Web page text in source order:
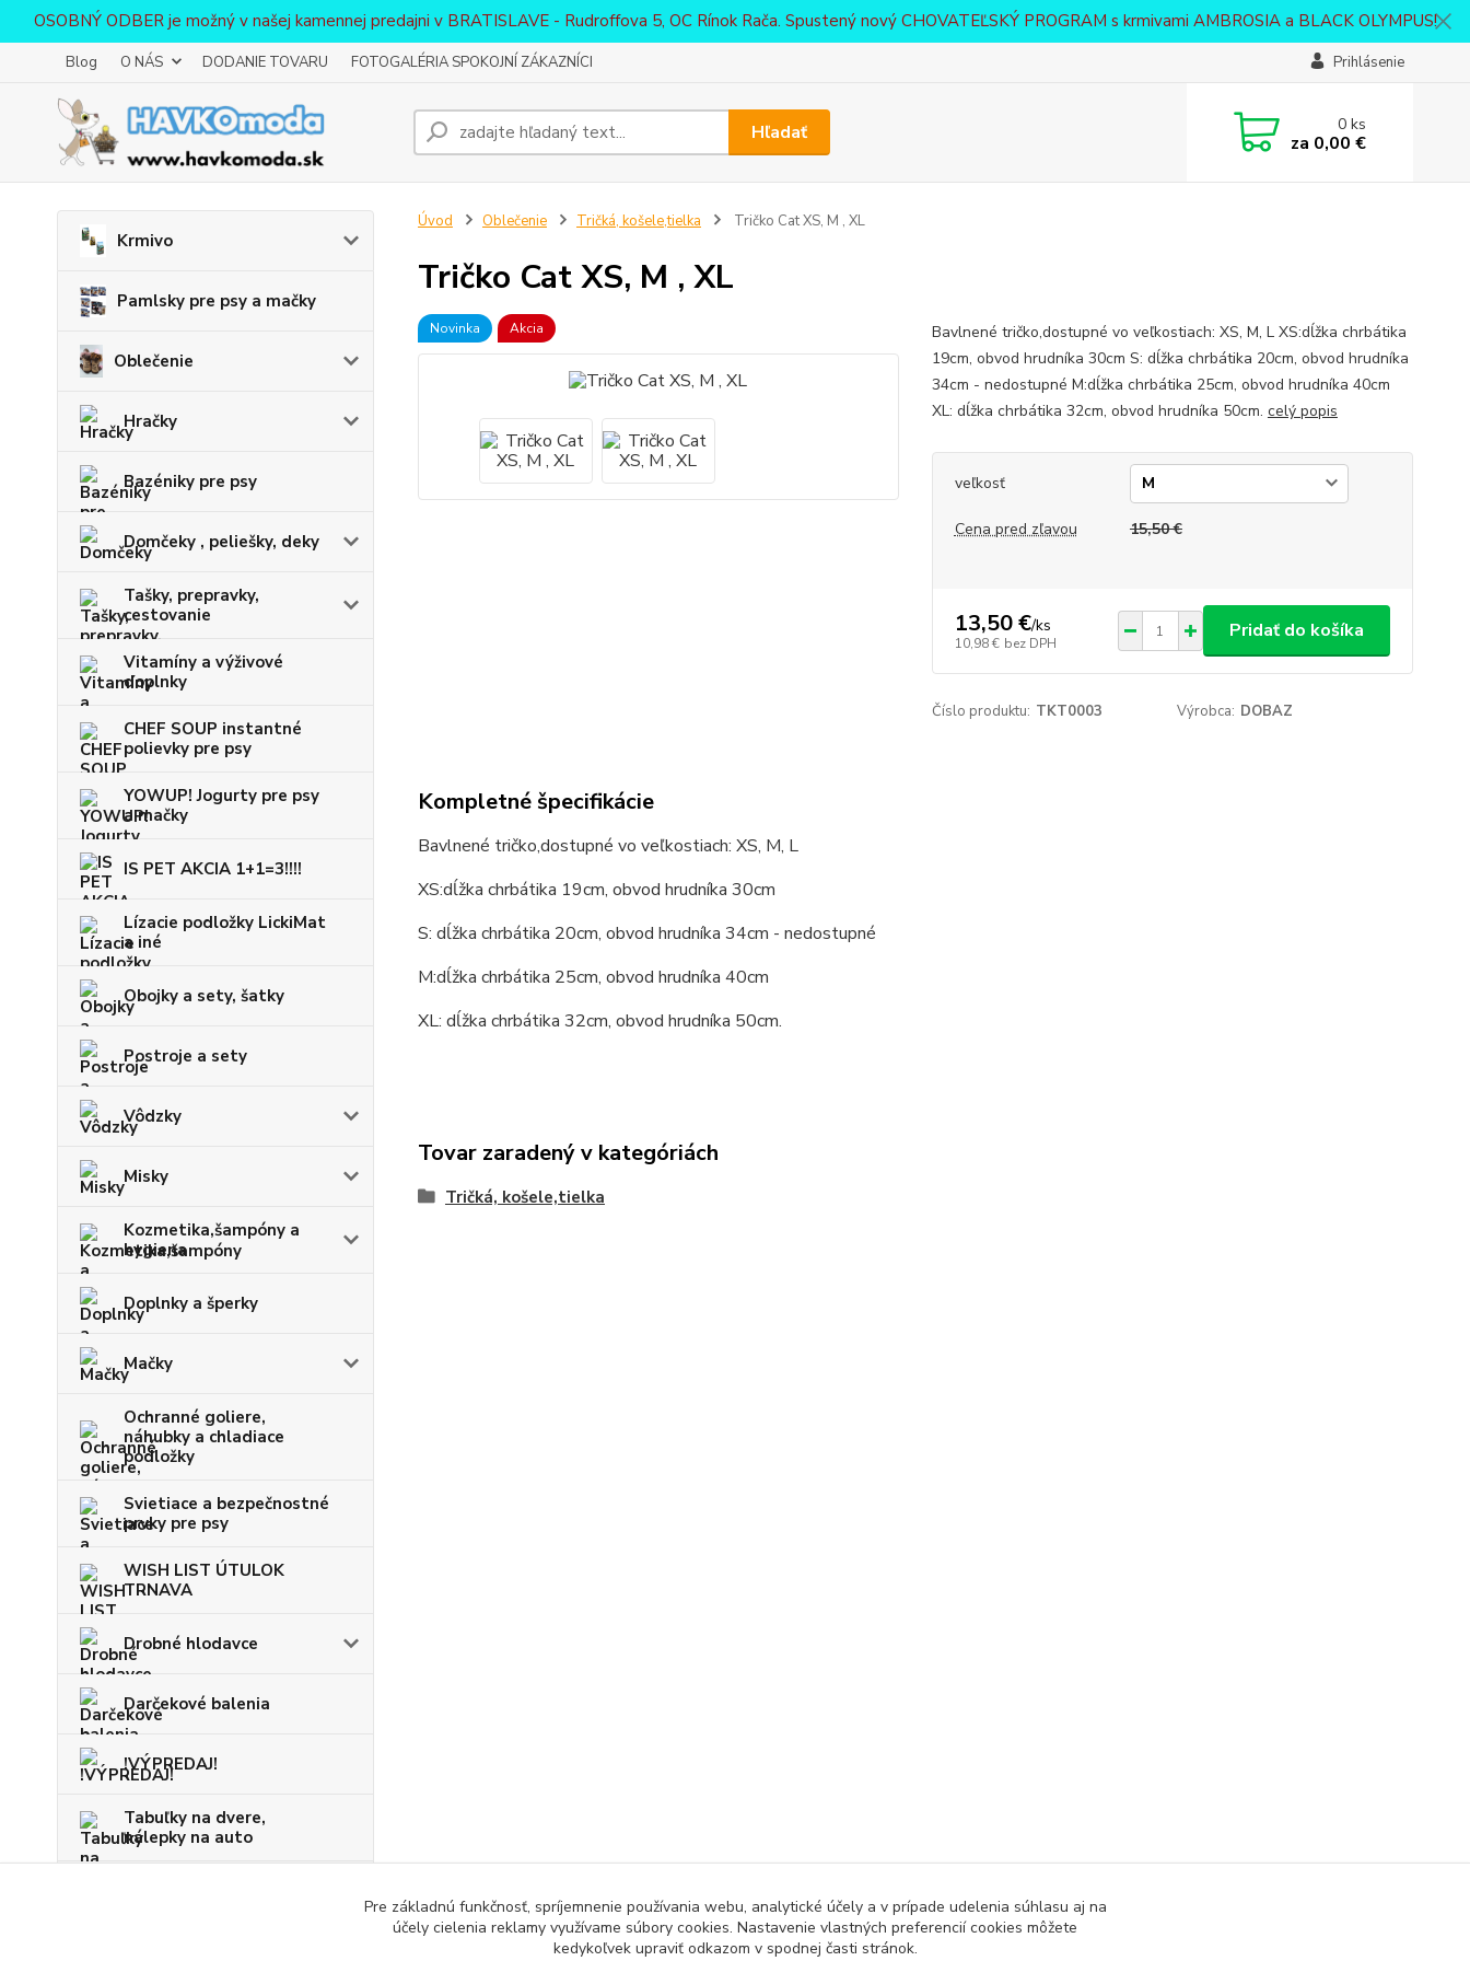
OSOBNÝ ODBER je možný v našej kamennej predajni v BRATISLAVE - Rudroffova 5, OC Rínok Rača. Spustený nový CHOVATEĽSKÝ PROGRAM s krmivami AMBROSIA a BLACK OLYMPUS!
Blog O NÁS DODANIE TOVARU FOTOGALÉRIA SPOKOJNÍ ZÁKAZNÍCI Prihlásenie
Hľadať 0ks
za 0,00 €
Krmivo
Pamlsky pre psy a mačky
Oblečenie
Hračky
Bazéniky pre psy
Domčeky , peliešky, deky
Tašky, prepravky,
cestovanie
Vitamíny a výživové
doplnky
CHEF SOUP instantné
polievky pre psy
YOWUP! Jogurty pre psy
a mačky
IS PET AKCIA 1+1=3!!!!
Lízacie podložky LickiMat
a iné
Obojky a sety, šatky
Postroje a sety
Vôdzky
Misky
Kozmetika,šampóny a
hygiena
Doplnky a šperky
Mačky
Ochranné goliere,
náhubky a chladiace
podložky
Svietiace a bezpečnostné
prvky pre psy
WISH LIST ÚTULOK
TRNAVA
Drobné hlodavce
Darčekové balenia
!VÝPREDAJ!
Tabuľky na dvere,
nálepky na auto
Úvod Oblečenie Tričká, košele,tielka Tričko Cat XS, M , XL
Tričko Cat XS, M , XL
Novinka Akcia
Bavlnené tričko,dostupné vo veľkostiach: XS, M, L XS:dĺžka chrbátika
19cm, obvod hrudníka 30cm S: dĺžka chrbátika 20cm, obvod hrudníka
34cm - nedostupné M:dĺžka chrbátika 25cm, obvod hrudníka 40cm
XL: dĺžka chrbátika 32cm, obvod hrudníka 50cm. celý popis
veľkosť
Cena pred zľavou 15,50 €
13,50 €/ks
10,98 € bez DPH
Pridať do košíka
Číslo produktu: TKT0003 Výrobca: DOBAZ
Kompletné špecifikácie
Bavlnené tričko,dostupné vo veľkostiach: XS, M, L
XS:dĺžka chrbátika 19cm, obvod hrudníka 30cm
S: dĺžka chrbátika 20cm, obvod hrudníka 34cm - nedostupné
M:dĺžka chrbátika 25cm, obvod hrudníka 40cm
XL: dĺžka chrbátika 32cm, obvod hrudníka 50cm.
Tovar zaradený v kategóriách
Tričká, košele,tielka
Pre základnú funkčnosť, spríjemnenie používania webu, analytické účely a v prípade udelenia súhlasu aj na
účely cielenia reklamy využívame súbory cookies. Nastavenie vlastných preferencií cookies môžete
kedykoľvek upraviť odkazom v spodnej časti stránok.